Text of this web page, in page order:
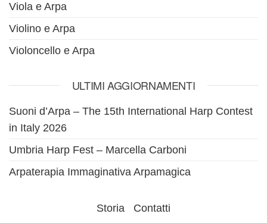
Viola e Arpa
Violino e Arpa
Violoncello e Arpa
ULTIMI AGGIORNAMENTI
Suoni d’Arpa – The 15th International Harp Contest
in Italy 2026
Umbria Harp Fest – Marcella Carboni
Arpaterapia Immaginativa Arpamagica
Storia Contatti